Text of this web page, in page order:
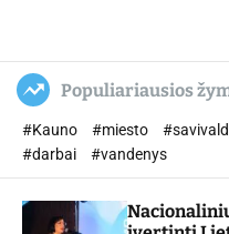
n
Populiariausios
#Kauno #miesto
#darbai
#vandenys